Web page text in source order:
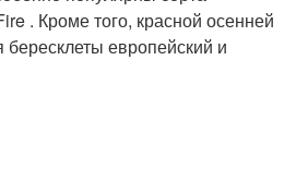
. Кроме того, красной осенней
бересклеты европейский и